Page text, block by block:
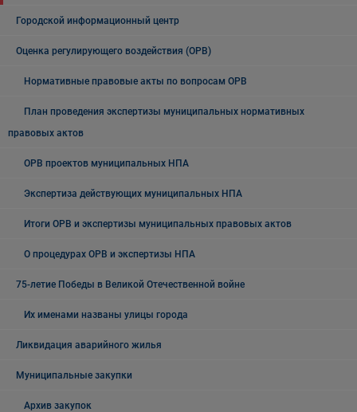
Городской информационный центр
Оценка регулирующего воздействия (ОРВ)
Нормативные правовые акты по вопросам ОРВ
План проведения экспертизы муниципальных нормативных
правовых актов
ОРВ проектов муниципальных НПА
Экспертиза действующих муниципальных НПА
Итоги ОРВ и экспертизы муниципальных правовых актов
О процедурах ОРВ и экспертизы НПА
75-летие Победы в Великой Отечественной войне
Их именами названы улицы города
Ликвидация аварийного жилья
Муниципальные закупки
Архив закупок